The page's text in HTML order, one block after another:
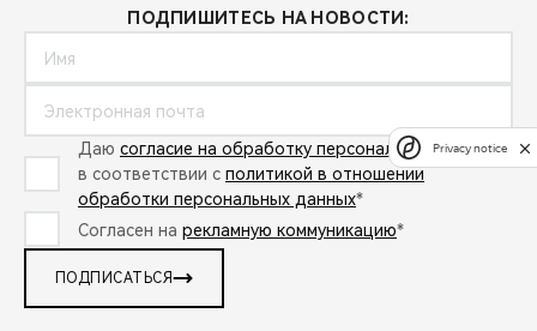
ПОДПИШИТЕСЬ НА НОВОСТИ:
Даю согласие на обработку персональных данных
в соответствии с политикой в отношении
обработки персональных данных*
Согласен на рекламную коммуникацию*
ПОДПИСАТЬСЯ
Privacy notice